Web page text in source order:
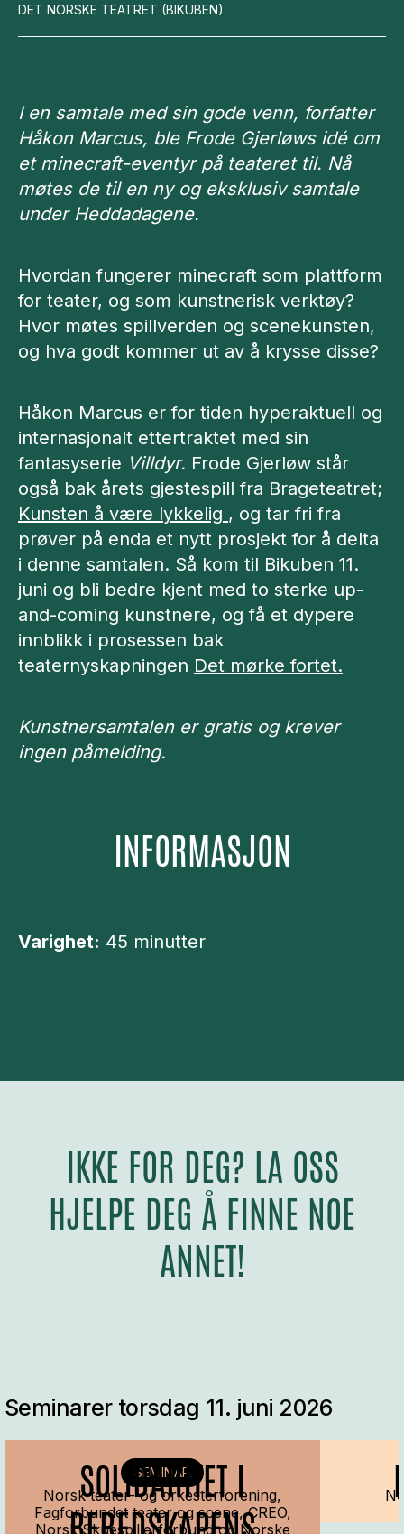
DET NORSKE TEATRET (BIKUBEN)
I en samtale med sin gode venn, forfatter
Håkon Marcus, ble Frode Gjerløws idé om
et minecraft-eventyr på teateret til. Nå
møtes de til en ny og eksklusiv samtale
under Heddadagene.
Hvordan fungerer minecraft som plattform
for teater, og som kunstnerisk verktøy?
Hvor møtes spillverden og scenekunsten,
og hva godt kommer ut av å krysse disse?
Håkon Marcus er for tiden hyperaktuell og
internasjonalt ettertraktet med sin
fantasyserie Villdyr. Frode Gjerløw står
også bak årets gjestespill fra Brageteatret;
Kunsten å være lykkelig , og tar fri fra
prøver på enda et nytt prosjekt for å delta
i denne samtalen. Så kom til Bikuben 11.
juni og bli bedre kjent med to sterke up-
and-coming kunstnere, og få et dypere
innblikk i prosessen bak
teaternyskapningen Det mørke fortet.
Kunstnersamtalen er gratis og krever
ingen påmelding.
INFORMASJON
Varighet: 45 minutter
IKKE FOR DEG? LA OSS
HJELPE DEG Å FINNE NOE
ANNET!
Seminarer torsdag 11. juni 2026
SEMINAR
SOLIDARITET I
Norsk teater- og orkesterforening,
Fagforbundet teater og scene, CREO,
Norsk Skuespillerforbund og Norske